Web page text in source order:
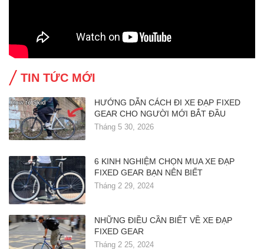
TIN TỨC MỚI
HƯỚNG DẪN CÁCH ĐI XE ĐẠP FIXED
GEAR CHO NGƯỜI MỚI BẮT ĐẦU
Tháng 5 30, 2026
6 KINH NGHIỆM CHỌN MUA XE ĐẠP
FIXED GEAR BẠN NÊN BIẾT
Tháng 2 29, 2024
NHỮNG ĐIỀU CẦN BIẾT VỀ XE ĐẠP
FIXED GEAR
Tháng 2 25, 2024